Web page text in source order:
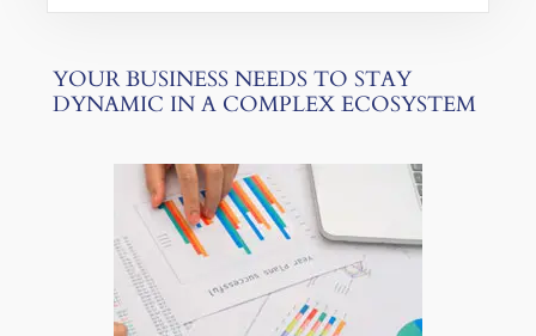
YOUR BUSINESS NEEDS TO STAY
DYNAMIC IN A COMPLEX ECOSYSTEM